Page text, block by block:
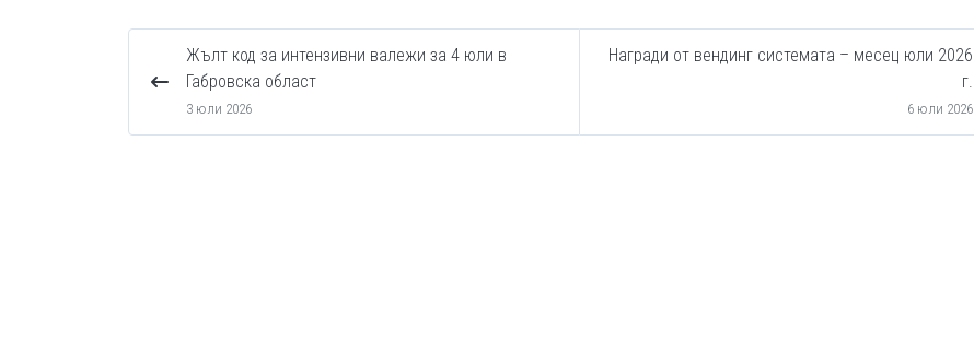
Жълт код за интензивни валежи за 4 юли в
Габровска област
3 юли 2026
Награди от вендинг системата – месец юли 2026
г.
6 юли 2026